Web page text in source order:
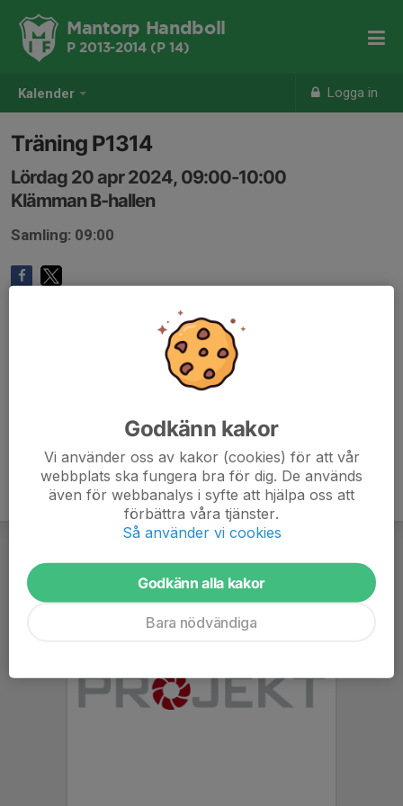
Kalender Logga in
Mantorp Handboll
P 2013-2014 (P 14)
Träning P1314
Lördag 20 apr 2024, 09:00-10:00
Klämman B-hallen
Samling: 09:00
Godkänn kakor
Vi använder oss av kakor (cookies) för att vår
webbplats ska fungera bra för dig. De används
även för webbanalys i syfte att hjälpa oss att
förbättra våra tjänster.
Så använder vi cookies
Godkänn alla kakor
Bara nödvändiga